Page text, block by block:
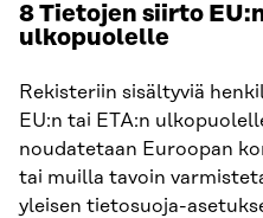
8 Tietojen siirto
ulkopuolelle
Rekisteriin sisältyviä
EU:n tai ETA:n
noudatetaan Euroopan
tai muilla tavoin
yleisen tietosuoja-